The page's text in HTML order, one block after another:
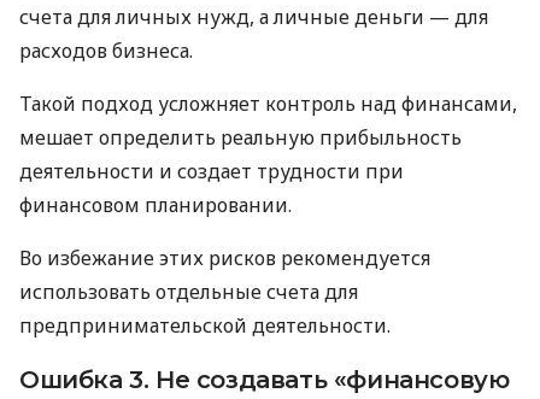
счета для личных нужд, а личные деньги — для
расходов бизнеса.
Такой подход усложняет контроль над финансами,
мешает определить реальную прибыльность
деятельности и создает трудности при
финансовом планировании.
Во избежание этих рисков рекомендуется
использовать отдельные счета для
предпринимательской деятельности.
Ошибка 3. Не создавать «финансовую